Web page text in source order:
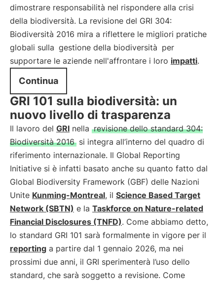
dimostrare responsabilità nel rispondere alla crisi
della biodiversità. La revisione del GRI 304:
Biodiversità 2016 mira a riflettere le migliori pratiche
globali sulla gestione della biodiversità per
supportare le aziende nell'affrontare i loro impatti.
Continua
GRI 101 sulla biodiversità: un
nuovo livello di trasparenza
Il lavoro del GRI nella revisione dello standard 304:
Biodiversità 2016 si integra all’interno del quadro di
riferimento internazionale. Il Global Reporting
Initiative si è infatti basato anche su quanto fatto dal
Global Biodiversity Framework (GBF) delle Nazioni
Unite Kunming-Montreal, il Science Based Target
Network (SBTN) e la Taskforce on Nature-related
Financial Disclosures (TNFD). Come abbiamo detto,
lo standard GRI 101 sarà formalmente in vigore per il
reporting a partire dal 1 gennaio 2026, ma nei
prossimi due anni, il GRI sperimenterà l’uso dello
standard, che sarà soggetto a revisione. Come